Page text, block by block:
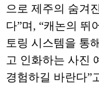
으로 제주의 숨겨
다”며, “캐논의 뛰
토링 시스템을 통
고 인화하는 사진
경험하길 바란다”